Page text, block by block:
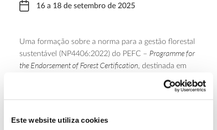
Este website utiliza cookies
16 a 18 de setembro de 2025
Uma formação sobre a norma para a gestão florestal
sustentável (NP4406:2022) do PEFC – Programme for
the Endorsement of Forest Certification, destinada em
anteriores da norma. A formação tem a duração de
24 horas distribuídas por três dias (3 dias x 8 horas)
conta com um dia de campo.